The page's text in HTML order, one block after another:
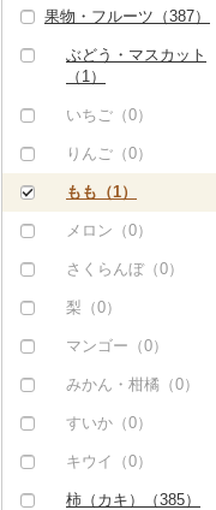
果物・フルーツ（387）
ぶどう・マスカット
（1）
巨峰（0）
ナガノパープル（0）
ピオーネ（0）
デラウェア（0）
シャインマスカット
ット（0）
いちご（0）
りんご（0）
もも（1）
メロン（0）
さくらんぼ（0）
梨（0）
マンゴー（0）
みかん・柑橘（0）
すいか（0）
キウイ（0）
柿（カキ）（385）